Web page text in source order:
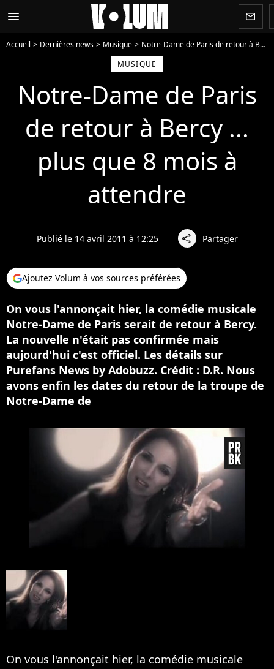
menu newsletter
Accueil Dernières news Musique
Notre-Dame de Paris de retour à Bercy ... plus que 8 mois à attendre
MUSIQUE
Notre-Dame de Paris
de retour à Bercy ...
plus que 8 mois à
attendre
Publié le 14 avril 2011 à 12:25 share Partager
Ajoutez Volum à vos sources préférées
On vous l'annonçait hier, la comédie musicale
Notre-Dame de Paris serait de retour à Bercy.
La nouvelle n'était pas confirmée mais
aujourd'hui c'est officiel. Les détails sur
Purefans News by Adobuzz. Crédit : D.R. Nous
avons enfin les dates du retour de la troupe de
Notre-Dame de
On vous l'annonçait hier, la comédie musicale